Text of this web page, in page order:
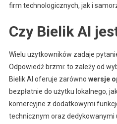
firm technologicznych, jak i
Czy Bielik AI
Wielu użytkowników zadaje
Odpowiedź brzmi: to zależy od
Bielik AI oferuje zarówno wersje
bezpłatnie do użytku lokalnego,
komercyjne z dodatkowymi
technicznym oraz dedykowanymi